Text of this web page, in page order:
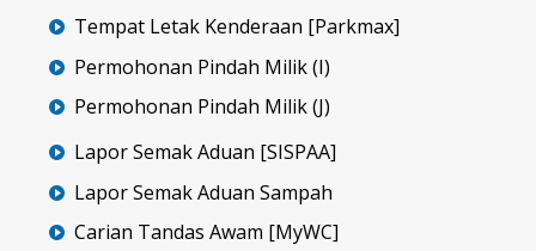
Tempat Letak Kenderaan [Parkmax]
Permohonan Pindah Milik (I)
Permohonan Pindah Milik (J)
Lapor Semak Aduan [SISPAA]
Lapor Semak Aduan Sampah
Carian Tandas Awam [MyWC]